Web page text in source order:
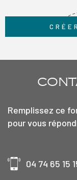
Remplissez ce
pour vous
04 74 65 15